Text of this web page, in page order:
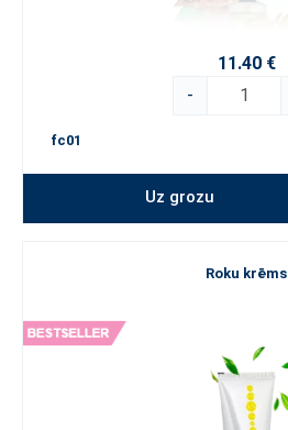
11.40 €
-
fc01
Uz grozu
Roku krēms